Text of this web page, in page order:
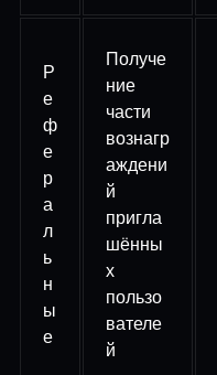
Р
е
ф
е
р
а
л
ь
н
ы
е
Получе
ние
части
вознагр
аждени
й
пригла
шённы
х
пользо
вателе
й